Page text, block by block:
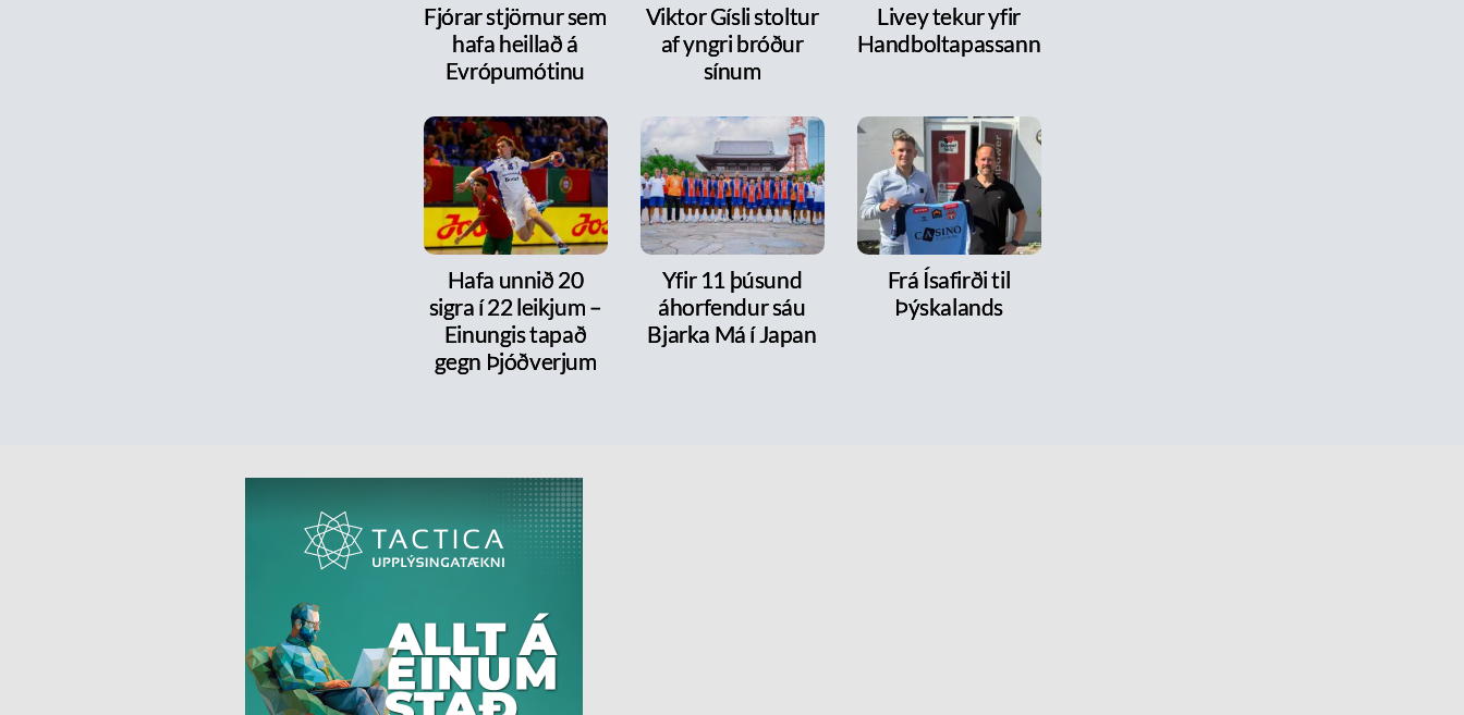
Fjórar stjörnur sem
hafa heillað á
Evrópumótinu
Viktor Gísli stoltur
af yngri bróður
sínum
Livey tekur yfir
Handboltapassann
Hafa unnið 20
sigra í 22 leikjum –
Einungis tapað
gegn Þjóðverjum
Yfir 11 þúsund
áhorfendur sáu
Bjarka Má í Japan
Frá Ísafirði til
Þýskalands